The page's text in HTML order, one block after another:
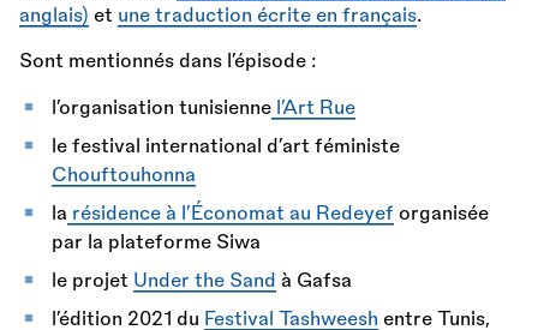
anglais) et une traduction écrite en français.
Sont mentionnés dans l’épisode :
l’organisation tunisienne l’Art Rue
le festival international d’art féministe
Chouftouhonna
la résidence à l’Économat au Redeyef organisée
par la plateforme Siwa
le projet Under the Sand à Gafsa
l’édition 2021 du Festival Tashweesh entre Tunis,